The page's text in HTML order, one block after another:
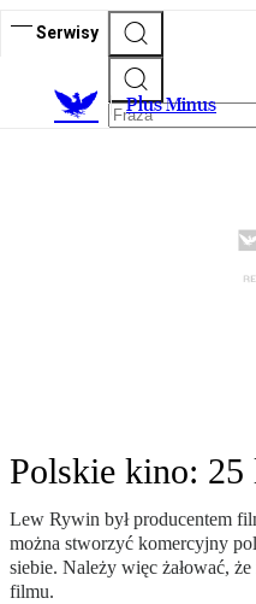
Serwisy
Plus Minus
Polskie kino: 25
Lew Rywin był producentem
można stworzyć komercyjny
siebie. Należy więc żałować,
filmu.